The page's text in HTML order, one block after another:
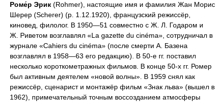
Роме́р Эрик (Rohmer), настоящие имя и фамилия Жан Морис
Шерер (Scherer) (p. 1.12.1920), французский режиссёр,
киновед, филолог. В 1950—51 совместно с Ж. Л. Годаром и
Ж. Риветом возглавлял «La gazette du cinéma», сотрудничал в
журнале «Cahiers du cinéma» (после смерти А. Базена
возглавлял в 1958—63 его редакцию). В 50-е гг. поставил
несколько короткометражных фильмов. В конце 50-х гг. Ромер
был активным деятелем «новой волны». В 1959 снял как
режиссёр, сценарист и монтажёр фильм «Знак льва» (вышел в
1962), примечательный точным воссозданием атмосферы